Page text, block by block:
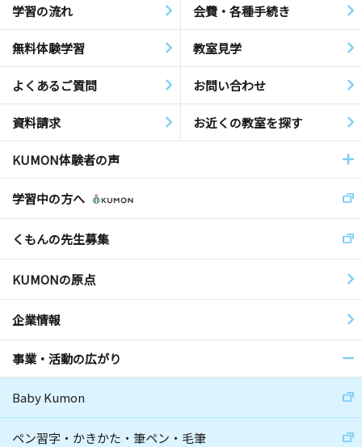
学習の流れ 会費・各種手続き
無料体験学習 教室見学
よくあるご質問 お問い合わせ
資料請求 お近くの教室を探す
KUMON体験者の声
学習中の方へ
くもんの先生募集
KUMONの原点
企業情報
事業・活動の広がり
Baby Kumon
ペン習字・かきかた・筆ペン・毛筆